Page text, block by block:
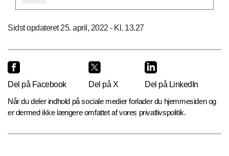
Sidst opdateret 25. april, 2022 - Kl. 13.27
Del på Facebook Del på X
Del på LinkedIn
Når du deler indhold på sociale medier forlader du hjemmesiden og
er dermed ikke længere omfattet af vores privatlivspolitik.